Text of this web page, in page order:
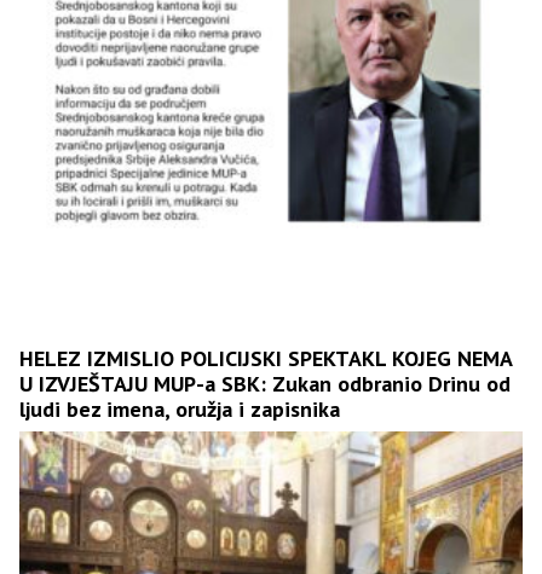
HELEZ IZMISLIO POLICIJSKI SPEKTAKL KOJEG NEMA
U IZVJEŠTAJU MUP-a SBK: Zukan odbranio Drinu od
ljudi bez imena, oružja i zapisnika